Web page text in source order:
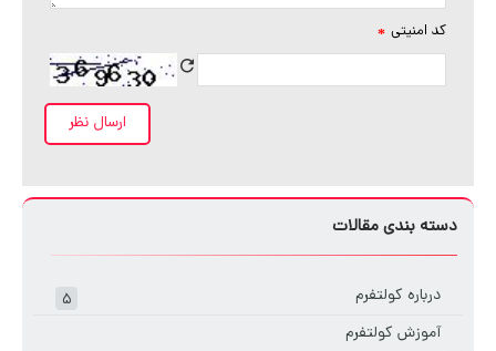
کد امنیتی *
دسته بندی مقالات
درباره کولتفرم
۵
آموزش کولتفرم